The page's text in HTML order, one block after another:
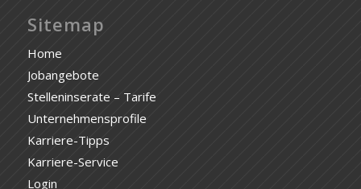
Sitemap
Home
Jobangebote
Stelleninserate – Tarife
Unternehmensprofile
Karriere-Tipps
Karriere-Service
Login